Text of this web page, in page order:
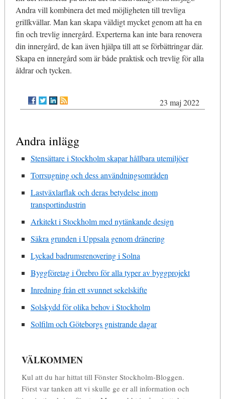
Andra vill kombinera det med möjligheten till trevliga
grillkvällar. Man kan skapa väldigt mycket genom att ha en
fin och trevlig innergård. Experterna kan inte bara renovera
din innergård, de kan även hjälpa till att se förbättringar där.
Skapa en innergård som är både praktisk och trevlig för alla
åldrar och tycken.
23 maj 2022
Andra inlägg
Stensättare i Stockholm skapar hållbara utemiljöer
Torrsugning och dess användningsområden
Lastväxlarflak och deras betydelse inom
transportindustrin
Arkitekt i Stockholm med nytänkande design
Säkra grunden i Uppsala genom dränering
Lyckad badrumsrenovering i Solna
Byggföretag i Örebro för alla typer av byggprojekt
Inredning från ett svunnet sekelskifte
Solskydd för olika behov i Stockholm
Solfilm och Göteborgs gnistrande dagar
VÄLKOMMEN
Kul att du har hittat till Fönster Stockholm-Bloggen.
Först var tanken att vi skulle ge er all information och